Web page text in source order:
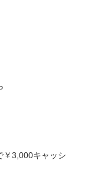
￥3,000キャッシ